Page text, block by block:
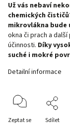
Už vás nebaví
chemických
mikrovlákna bude
okna či prach a
účinnosti. Díky
suché i mokré
Detailní informace
Zeptat se Sdílet